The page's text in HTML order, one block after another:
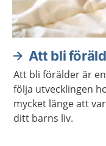
Att bli
Att bli förälder är
följa utvecklingen
mycket länge att
ditt barns liv.